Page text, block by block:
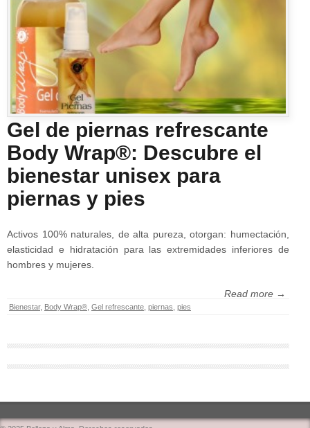
Gel de piernas refrescante
Body Wrap®: Descubre el
bienestar unisex para
piernas y pies
Activos 100% naturales, de alta pureza, otorgan: humectación,
elasticidad e hidratación para las extremidades inferiores de
hombres y mujeres.
Read more →
Bienestar, Body Wrap® Gel refrescante piernas pies